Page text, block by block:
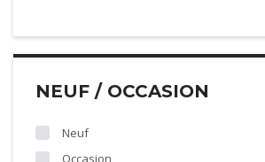
NEUF / OCCASION
Neuf
Occasion